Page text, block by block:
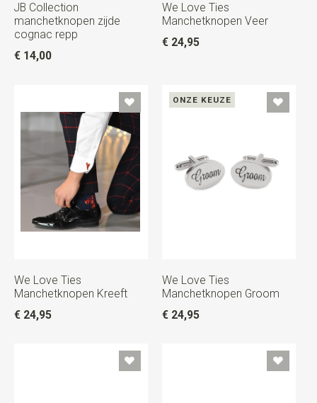
JB Collection
manchetknopen zijde
cognac repp
€ 14,00
We Love Ties
Manchetknopen Veer
€ 24,95
We Love Ties
Manchetknopen Kreeft
€ 24,95
ONZE KEUZE
We Love Ties
Manchetknopen Groom
€ 24,95